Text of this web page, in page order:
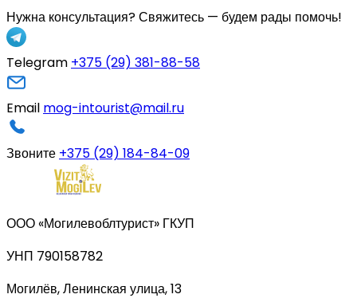
Нужна консультация?Свяжитесь — будем рады помочь!
Telegram +375 (29) 381-88-58
Email mog-intourist@mail.ru
Звоните +375 (29) 184-84-09
ООО «Могилевоблтурист» ГКУП
УНП 790158782
Могилёв, Ленинская улица, 13